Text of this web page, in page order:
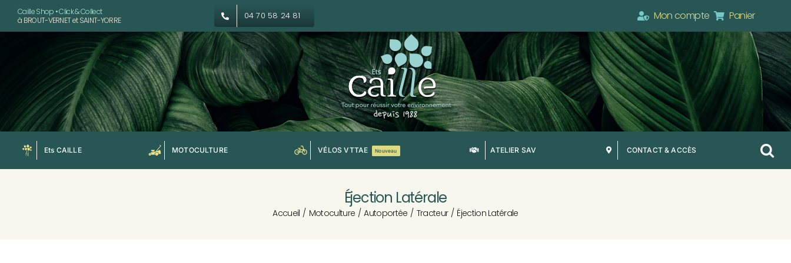
PasserCaille Shop • Click & Collect
à BROUT-VERNET et SAINT-YORRE
04 70 58 24 81 Mon compte Panier
Ets CAILLE MOTOCULTURE VÉLOS VTTAE Nouveau ATELIER SAV CONTACT & ACCÈS
Éjection Latérale
Accueil Motoculture Autoportée Tracteur Éjection Latérale